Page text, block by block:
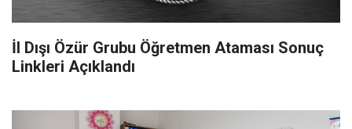
İl Dışı Özür Grubu Öğretmen Ataması Sonuç
Linkleri Açıklandı